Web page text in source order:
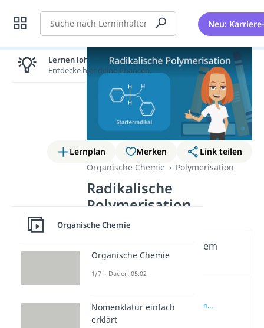
Suche Neu:
Lernplan Merken
Link teilen
Organische Chemie
Polymerisation
Radikalische
Polymerisation
Wichtige Inhalte in diesem
Video
Polymerisation
Lernen lohnt sich!
Entdecke hier deine Chancen.
Organische Chemie
Organische Chemie
1/7 – Dauer: 05:02
Nomenklatur einfach
erklärt